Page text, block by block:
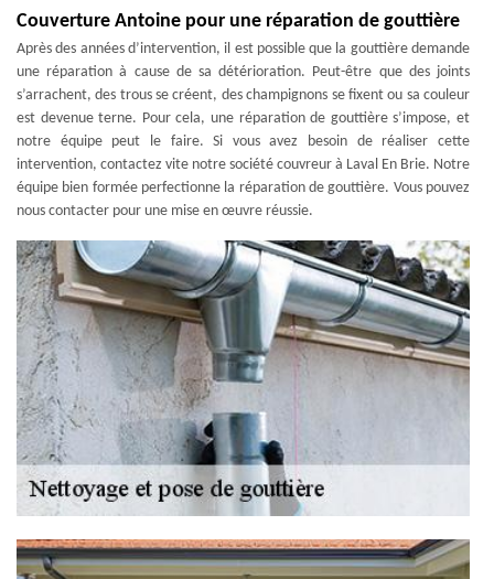
Couverture Antoine pour une réparation de gouttière
Après des années d’intervention, il est possible que la gouttière demande
une réparation à cause de sa détérioration. Peut-être que des joints
s’arrachent, des trous se créent, des champignons se fixent ou sa couleur
est devenue terne. Pour cela, une réparation de gouttière s’impose, et
notre équipe peut le faire. Si vous avez besoin de réaliser cette
intervention, contactez vite notre société couvreur à Laval En Brie. Notre
équipe bien formée perfectionne la réparation de gouttière. Vous pouvez
nous contacter pour une mise en œuvre réussie.